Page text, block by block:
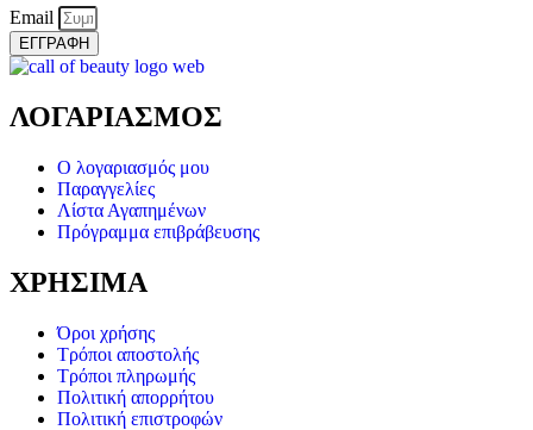
Email
ΕΓΓΡΑΦΗ
ΛΟΓΑΡΙΑΣΜΟΣ
Ο λογαριασμός μου
Παραγγελίες
Λίστα Αγαπημένων
Πρόγραμμα επιβράβευσης
ΧΡΗΣΙΜΑ
Όροι χρήσης
Τρόποι αποστολής
Τρόποι πληρωμής
Πολιτική απορρήτου
Πολιτική επιστροφών